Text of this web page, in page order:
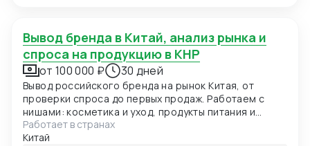
Вывод бренда в Китай, анализ рынка и
спроса на продукцию в КНР
от 100 000 ₽ 30 дней
Вывод российского бренда на рынок Китая, от
проверки спроса до первых продаж. Работаем с
нишами: косметика и уход, продукты питания и
снеки, одежда и аксессуары, товары для красоты и
здоровья и другие
Работает в странах
Китай